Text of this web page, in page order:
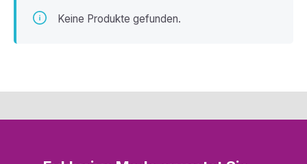
Keine Produkte gefunden.